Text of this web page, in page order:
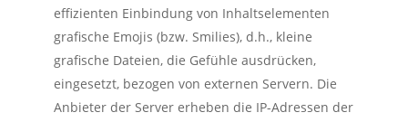
effizienten Einbindung von Inhaltselementen
grafische Emojis (bzw. Smilies), d.h., kleine
grafische Dateien, die Gefühle ausdrücken,
eingesetzt, bezogen von externen Servern. Die
Anbieter der Server erheben die IP-Adressen der